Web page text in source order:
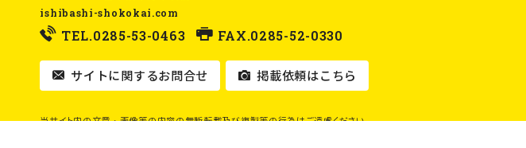
ishibashi-shokokai.com
TEL.0285-53-0463 FAX.0285-52-0330
サイトに関するお問合せ 掲載依頼はこちら
当サイト内の文章・画像等の内容の無断転載及び複製等の行為はご遠慮ください。